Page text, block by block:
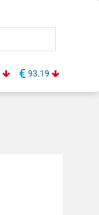
€ 93.19